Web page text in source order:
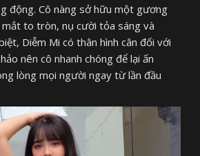
động. Cô nàng sở hữu một gương
to tròn, nụ cười tỏa sáng và
Diễm Mi có thân hình cân đối với
nên cô nhanh chóng để lại ấn
lòng mọi người ngay từ lần đầu